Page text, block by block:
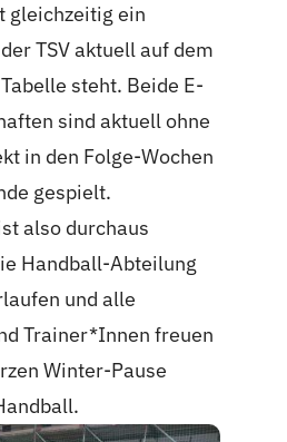
gleichzeitig ein
TSV aktuell auf dem
steht. Beide E-
sind aktuell ohne
in den Folge-Wochen
gespielt.
also durchaus
Handball-Abteilung
und alle
Trainer*Innen freuen
Winter-Pause